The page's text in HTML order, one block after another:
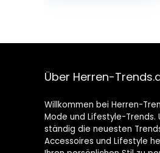
Über Herren-
Willkommen bei Herren-
Mode und Lifestyle-Trends.
ständig die neuesten
Accessoires und Lifestyle